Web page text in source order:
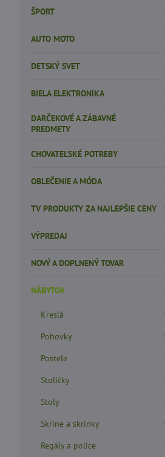
ŠPORT
AUTO MOTO
DETSKÝ SVET
BIELA ELEKTRONIKA
DARČEKOVÉ A ZÁBAVNÉ
PREDMETY
CHOVATEĽSKÉ POTREBY
OBLEČENIE A MÓDA
TV PRODUKTY ZA NAJLEPŠIE CENY
VÝPREDAJ
NOVÝ A DOPLNENÝ TOVAR
NÁBYTOK
Kreslá
Pohovky
Postele
Stoličky
Stoly
Skrine a skrinky
Regály a police